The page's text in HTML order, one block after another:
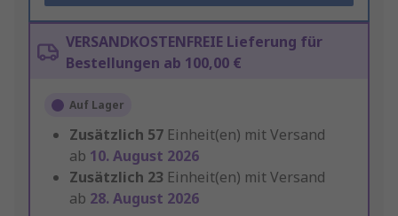
VERSANDKOSTENFREIE Lieferung für
Bestellungen ab 100,00 €
Auf Lager
Zusätzlich 57 Einheit(en) mit Versand
ab 10. August 2026
Zusätzlich 23 Einheit(en) mit Versand
ab 28. August 2026